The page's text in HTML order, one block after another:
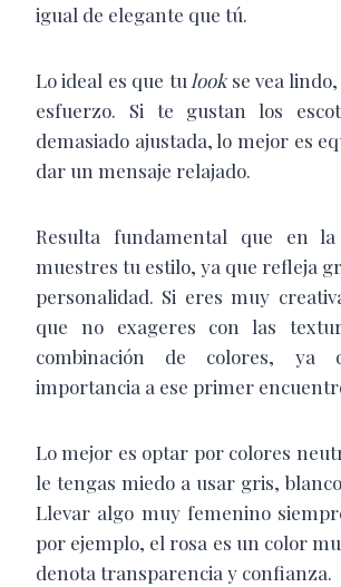
igual de elegante que tú.
Lo ideal es que tu lookse vea
esfuerzo. Si te gustan los
demasiado ajustada, lo mejor es
dar un mensaje relajado.
Resulta fundamental que en
muestres tu estilo, ya que refleja
personalidad. Si eres muy
que no exageres con las
combinación de colores, ya
importancia a ese primer
Lo mejor es optar por colores
le tengas miedo a usar gris,
Llevar algo muy femenino
por ejemplo, el rosa es un color
denota transparencia y confianza.